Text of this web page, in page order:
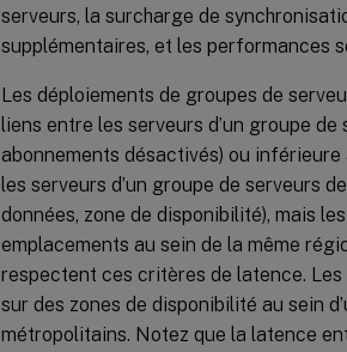
serveurs, la surcharge de
supplémentaires, et les performances
Les déploiements de groupes de
liens entre les serveurs d’un groupe
abonnements désactivés) ou
les serveurs d’un groupe de serveurs
données, zone de disponibilité), mais
emplacements au sein de la même
respectent ces critères de latence. Les
sur des zones de disponibilité au sein
métropolitains. Notez que la latence